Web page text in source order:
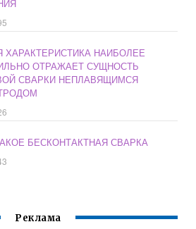
ХАРАКТЕРИСТИКА НАИБОЛЕЕ
ОТРАЖАЕТ СУЩНОСТЬ
СВАРКИ НЕПЛАВЯЩИМСЯ
БЕСКОНТАКТНАЯ СВАРКА
Реклама